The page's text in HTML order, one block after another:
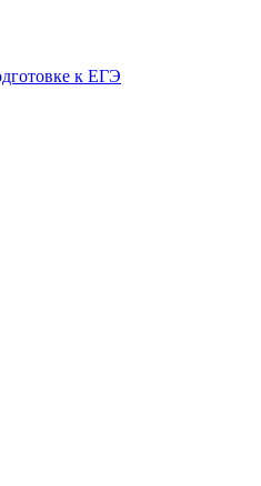
к ЕГЭ